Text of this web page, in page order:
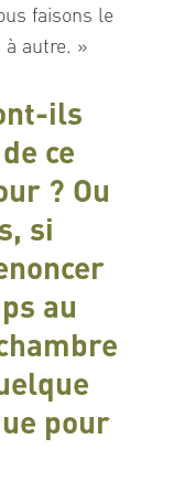
faisons le
autre. »
ils
ce
? Ou
si
au
pour